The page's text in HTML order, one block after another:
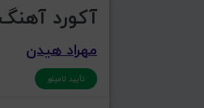
آکورد
مهراد هیدن
تأیید لامینور